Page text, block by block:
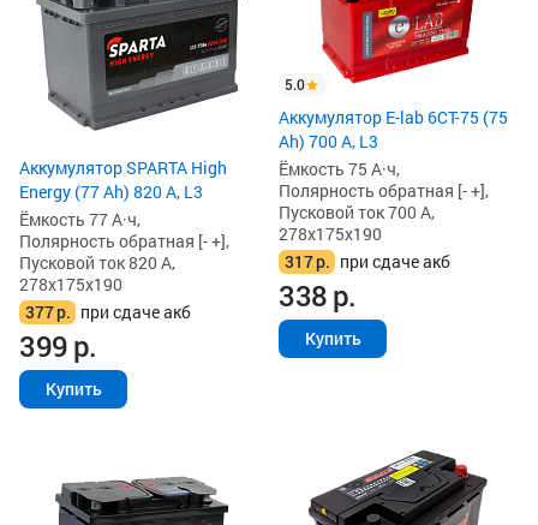
Аккумулятор SPARTA High
Energy (77 Ah) 820 А, L3
Ёмкость 77 А·ч,
Полярность обратная [- +],
Пусковой ток 820 А,
278x175x190
377р. при сдаче акб
399р.
Купить
5.0
Аккумулятор E-lab 6СТ-75 (75
Ah) 700 А, L3
Ёмкость 75 А·ч,
Полярность обратная [- +],
Пусковой ток 700 А,
278x175x190
317р. при сдаче акб
338р.
Купить